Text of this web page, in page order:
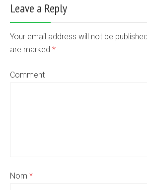
Leave a Reply
Your email address will not be
are marked *
Comment
Nom *